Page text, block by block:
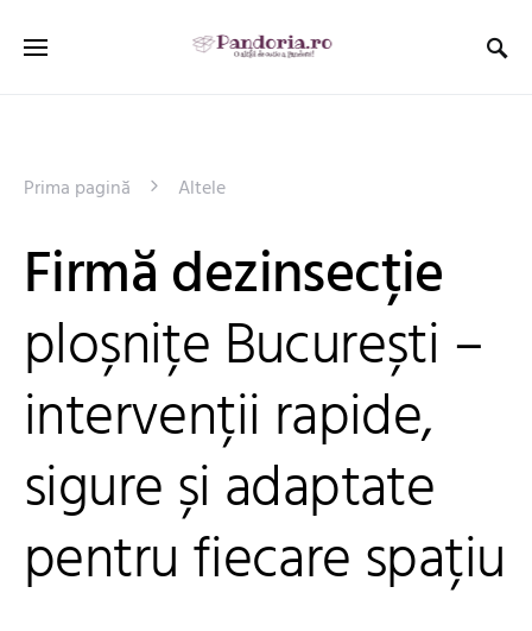
Prima pagină Altele
Firmă dezinsecție
ploșnițe București –
intervenții rapide,
sigure și adaptate
pentru fiecare spațiu